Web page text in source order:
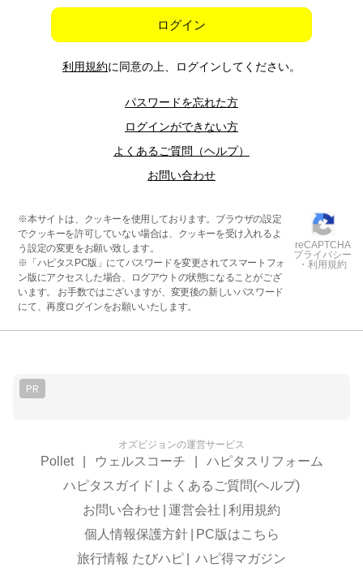
ログイン
利用規約に同意の上、ログインしてください。
パスワードを忘れた方
ログインができない方
よくあるご質問（ヘルプ）
お問い合わせ
※本サイトは、クッキーを使用しております。ブラウザの設定
でクッキーを許可していない場合は、クッキーを受け入れるよ
う設定の変更をお願い致します。
※「ハピタスPC版」にてパスワードを変更されてスマートフォ
ン版にアクセスした場合、ログアウトの状態になることがござ
います。 お手数ではございますが、変更後の新しいパスワード
にて、再度ログインをお願いいたします。
reCAPTCHA
プライバシー
・利用規約
PR
オズビジョンの運営サービス
Pollet ウェルスコーチ
ハピタスリフォーム
ハピタスガイド
よくあるご質問(ヘルプ)
お問い合わせ 運営会社
利用規約
個人情報保護方針
PC版はこちら
旅行情報 たびハピ
ハピ得マガジン